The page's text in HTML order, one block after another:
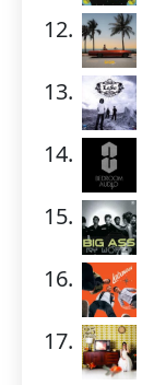
12.
13.
14.
15.
16.
17.